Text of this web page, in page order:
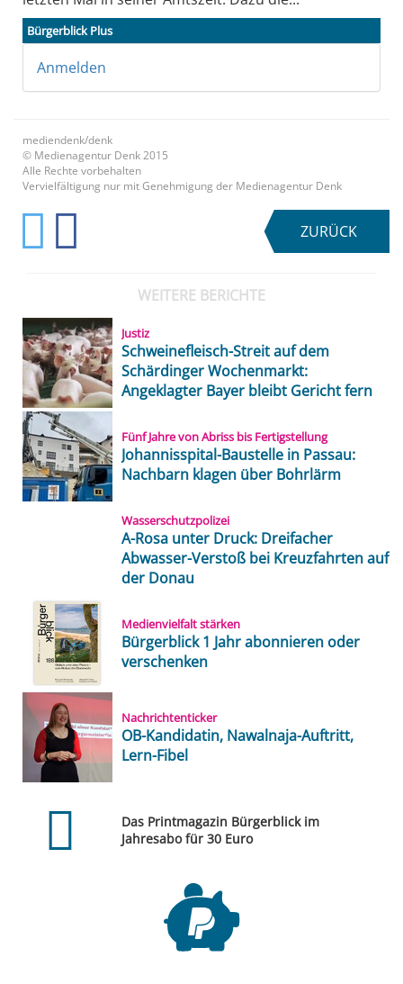
Bürgerblick Plus
Anmelden
mediendenk/denk
© Medienagentur Denk 2015
Alle Rechte vorbehalten
Vervielfältigung nur mit Genehmigung der Medienagentur Denk
ZURÜCK
WEITERE BERICHTE
Justiz
Schweinefleisch-Streit auf dem
Schärdinger Wochenmarkt:
Angeklagter Bayer bleibt Gericht fern
Fünf Jahre von Abriss bis Fertigstellung
Johannisspital-Baustelle in Passau:
Nachbarn klagen über Bohrlärm
Wasserschutzpolizei
A-Rosa unter Druck: Dreifacher
Abwasser-Verstoß bei Kreuzfahrten auf
der Donau
Medienvielfalt stärken
Bürgerblick 1 Jahr abonnieren oder
verschenken
Nachrichtenticker
OB-Kandidatin, Nawalnaja-Auftritt,
Lern-Fibel
Das Printmagazin Bürgerblick im
Jahresabo für 30 Euro